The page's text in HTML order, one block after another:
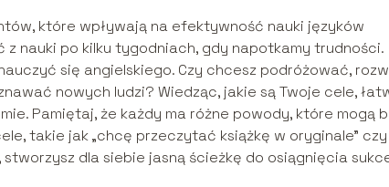
które wpływają na efektywność nauki języków
nauki po kilku tygodniach, gdy napotkamy trudności.
się angielskiego. Czy chcesz podróżować,
nowych ludzi? Wiedząc, jakie są Twoje cele,
Pamiętaj, że każdy ma różne powody, które mogą
takie jak „chcę przeczytać książkę w oryginale” czy
dla siebie jasną ścieżkę do osiągnięcia